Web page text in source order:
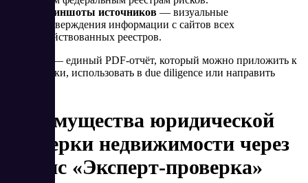
Скриншоты источников — визуальные
подтверждения информации с сайтов всех
задействованных реестров.
Результат — единый PDF-отчёт, который можно приложить к
досье сделки, использовать в due diligence или направить
Преимущества юридической
проверки недвижимости через
сервис «Эксперт-проверка»